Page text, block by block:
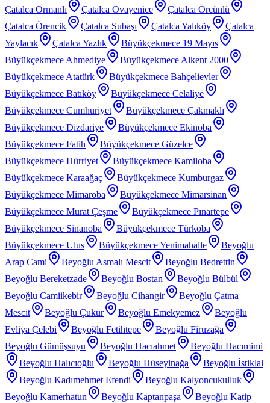
Çatalca Ormanlı
Çatalca Ovayenice
Çatalca Örcünlü
Çatalca Örencik
Çatalca Subaşı Çatalca Yalıköy
Çatalca
Yaylacık
Çatalca Yazlık
Büyükçekmece 19 Mayıs
Büyükçekmece Ahmediye
Büyükçekmece Alkent 2000
Büyükçekmece Atatürk
Büyükçekmece Bahçelievler
Büyükçekmece Batıköy
Büyükçekmece Celaliye
Büyükçekmece Cumhuriyet
Büyükçekmece Çakmaklı
Büyükçekmece Dizdariye
Büyükçekmece Ekinoba
Büyükçekmece Fatih
Büyükçekmece Güzelce
Büyükçekmece Hürriyet
Büyükçekmece Kamiloba
Büyükçekmece Karaağaç
Büyükçekmece Kumburgaz
Büyükçekmece Mimaroba
Büyükçekmece Mimarsinan
Büyükçekmece Murat Çeşme
Büyükçekmece Pınartepe
Büyükçekmece Sinanoba
Büyükçekmece Türkoba
Büyükçekmece Ulus
Büyükçekmece Yenimahalle
Beyoğlu
Arap Cami
Beyoğlu Asmalı Mescit
Beyoğlu Bedrettin
Beyoğlu Bereketzade
Beyoğlu Bostan
Beyoğlu Bülbül
Beyoğlu Camiikebir
Beyoğlu Cihangir
Beyoğlu Çatma
Mescit
Beyoğlu Çukur Beyoğlu Emekyemez
Beyoğlu
Evliya Çelebi
Beyoğlu Fetihtepe
Beyoğlu Firuzağa
Beyoğlu Gümüşsuyu
Beyoğlu Hacıahmet
Beyoğlu Hacımimi
Beyoğlu Halıcıoğlu
Beyoğlu Hüseyinağa
Beyoğlu İstiklal
Beyoğlu Kadımehmet Efendi
Beyoğlu Kalyoncukulluk
Beyoğlu Kamerhatun
Beyoğlu Kaptanpaşa
Beyoğlu Katip